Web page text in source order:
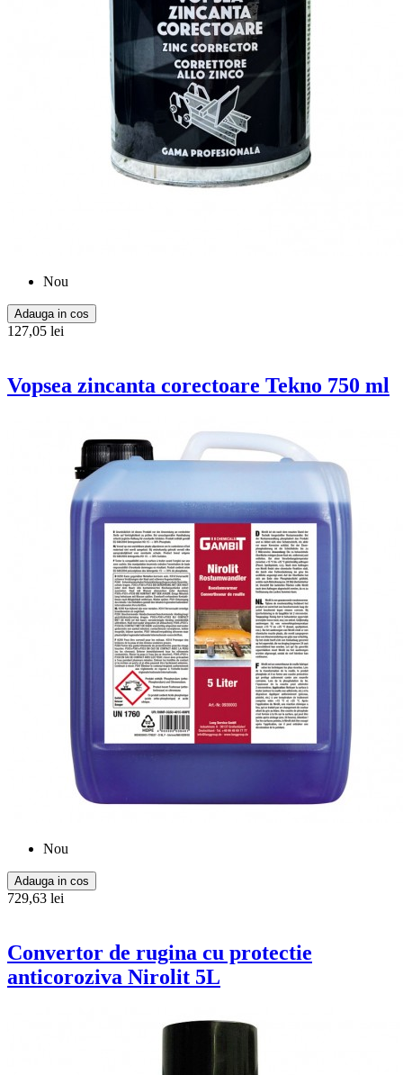
Nou
Adauga in cos
127,05 lei
Vopsea zincanta corectoare Tekno 750 ml
Nou
Adauga in cos
729,63 lei
Convertor de rugina cu protectie
anticoroziva Nirolit 5L